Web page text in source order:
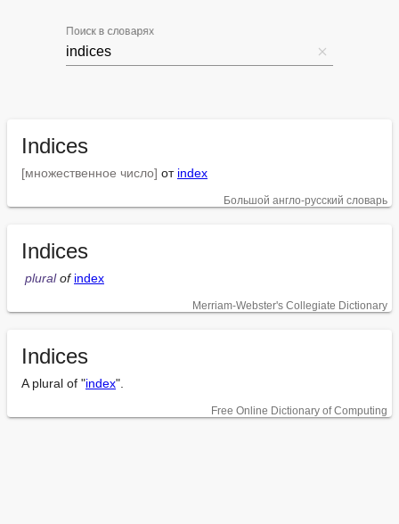
Поиск в словарях
Indices
[множественное число] от index
Большой англо-русский словарь
Indices
plural of index
Merriam-Webster's Collegiate Dictionary
Indices
A plural of "index".
Free Online Dictionary of Computing